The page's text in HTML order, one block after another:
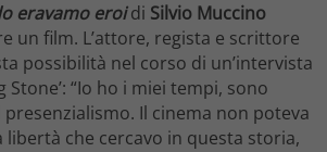
eravamo eroidi Silvio Muccino
un film. L’attore, regista e scrittore
possibilità nel corso di un’intervista
Stone’: “Io ho i miei tempi, sono
Il cinema non poteva
libertà che cercavo in questa storia,